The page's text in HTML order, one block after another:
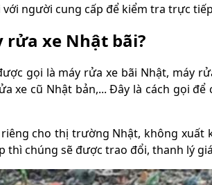
với người cung cấp để kiểm tra trực
rửa xe Nhật bãi?
gọi là máy rửa xe bãi Nhật, máy
xe cũ Nhật bản,... Đây là cách gọi để
cho thị trường Nhật, không xuất
thì chúng sẽ được trao đổi, thanh lý